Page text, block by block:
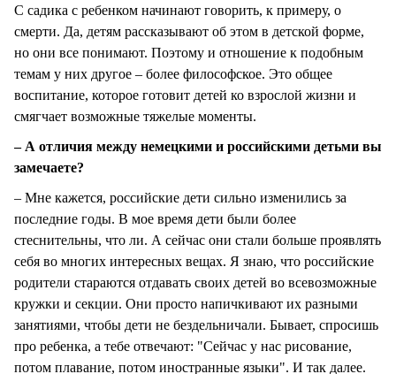
С садика с ребенком начинают говорить, к примеру, о
смерти. Да, детям рассказывают об этом в детской форме,
но они все понимают. Поэтому и отношение к подобным
темам у них другое – более философское. Это общее
воспитание, которое готовит детей ко взрослой жизни и
смягчает возможные тяжелые моменты.
– А отличия между немецкими и российскими детьми вы
замечаете?
– Мне кажется, российские дети сильно изменились за
последние годы. В мое время дети были более
стеснительны, что ли. А сейчас они стали больше проявлять
себя во многих интересных вещах. Я знаю, что российские
родители стараются отдавать своих детей во всевозможные
кружки и секции. Они просто напичкивают их разными
занятиями, чтобы дети не бездельничали. Бывает, спросишь
про ребенка, а тебе отвечают: "Сейчас у нас рисование,
потом плавание, потом иностранные языки". И так далее.